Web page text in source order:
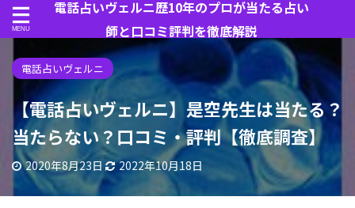
電話占いヴェルニ歴10年のプロが当たる占い
師と口コミ評判を徹底解説
電話占いヴェルニ
【電話占いヴェルニ】是空先生は当たる？
当たらない？口コミ・評判【徹底調査】
2020年8月23日 2022年10月18日